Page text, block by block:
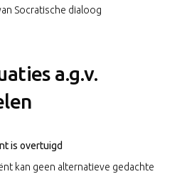
Socratische dialoog
a.g.v.
is overtuigd
kan geen alternatieve gedachte